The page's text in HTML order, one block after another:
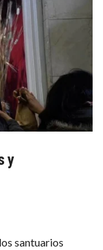
y
santuarios